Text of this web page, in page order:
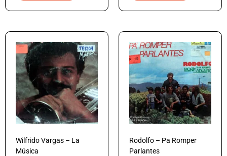
Wilfrido Vargas – La
Música
Rodolfo – Pa Romper
Parlantes